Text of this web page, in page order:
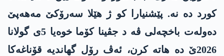
کورد دە نە. پێشنیارا کو ژ ھێلا سەرۆکێ مەھەپێ
دەولەت باخچەلی ڤە د جڤینا کۆما خوەیا 5ی گولانا
2026ێ دە ھاتە کرن، ئەڤ رۆل گھاندیە قۆناغەکا